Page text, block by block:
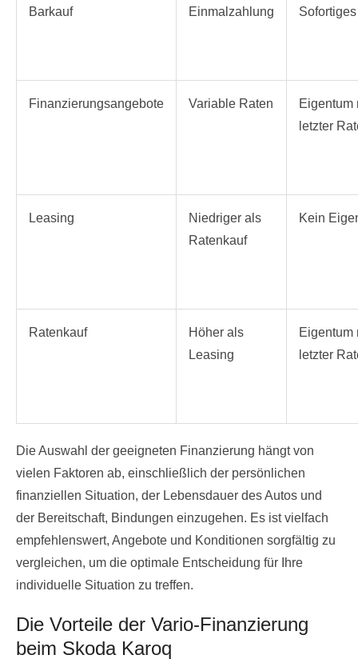
Barkauf Einmalzahlung
Finanzierungsangebote Variable Raten
Eigentum
letzter
Leasing
Niedriger als
Ratenkauf
Kein
Ratenkauf
Höher als
Leasing
Eigentum
letzter
Die Auswahl der geeigneten Finanzierung hängt von
vielen Faktoren ab, einschließlich der persönlichen
finanziellen Situation, der Lebensdauer des Autos und
der Bereitschaft, Bindungen einzugehen. Es ist vielfach
empfehlenswert, Angebote und Konditionen sorgfältig zu
vergleichen, um die optimale Entscheidung für Ihre
individuelle Situation zu treffen.
Die Vorteile der Vario-Finanzierung
beim Skoda Karoq